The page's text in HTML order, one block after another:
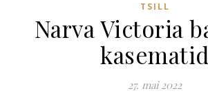
TSILL
Narva Victoria
kasematid
27. mai 2022